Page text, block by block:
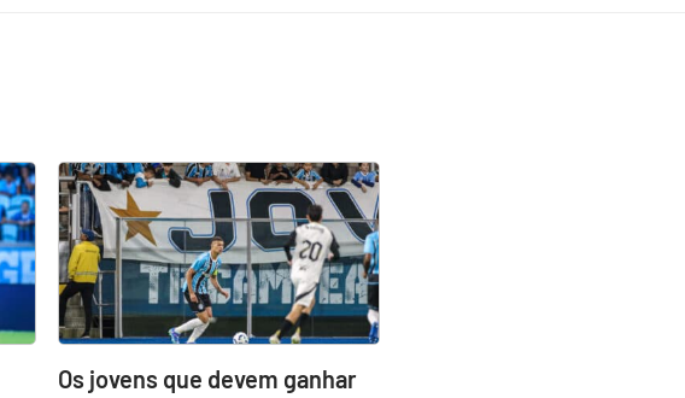
Os jovens que devem ganhar